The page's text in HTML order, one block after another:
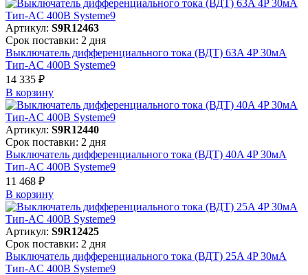
Артикул: S9R12463
Срок поставки: 2 дня
Выключатель дифференциального тока (ВДТ) 63A 4P 30мА
Тип-AC 400В Systeme9
14 335 ₽
В корзинy
Артикул: S9R12440
Срок поставки: 2 дня
Выключатель дифференциального тока (ВДТ) 40A 4P 30мА
Тип-AC 400В Systeme9
11 468 ₽
В корзинy
Артикул: S9R12425
Срок поставки: 2 дня
Выключатель дифференциального тока (ВДТ) 25A 4P 30мА
Тип-AC 400В Systeme9